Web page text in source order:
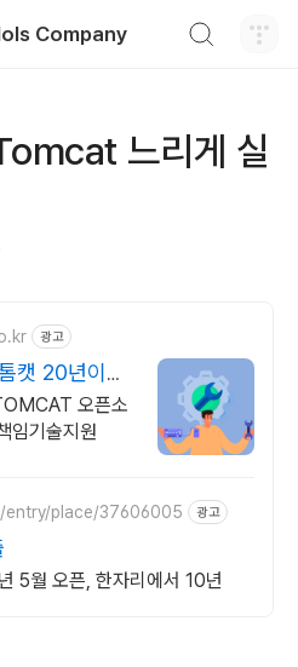
Company
느리게 실
광고
캣 20년이상
오픈소
임기술지원
entry/place/37606005 광고
5월 오픈, 한자리에서 10년